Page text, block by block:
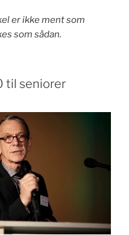
er ikke ment som
som sådan.
til seniorer